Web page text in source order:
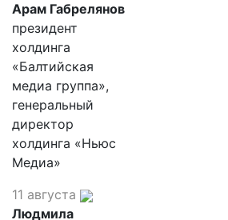
Арам Габрелянов
президент
холдинга
«Балтийская
медиа группа»,
генеральный
директор
холдинга «Ньюс
Медиа»
11 августа
Людмила